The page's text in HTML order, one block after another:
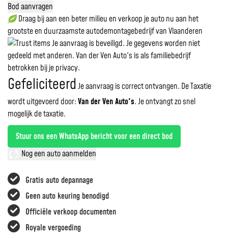
Gratis auto depannage
Geen auto keuring benodigd
Officiële verkoop documenten
Royale vergoeding
Bod aanvragen
Draag bij aan een beter milieu en verkoop je auto nu aan het
grootste en duurzaamste autodemontagebedrijf van Vlaanderen
Je aanvraag is beveiligd. Je gegevens worden niet
gedeeld met anderen. Van der Ven Auto's is als familiebedrijf
betrokken bij je privacy.
GefeliciteerdJe aanvraag is correct ontvangen. De Taxatie
wordt uitgevoerd door:Van der Ven Auto's.Je ontvangt zo snel
mogelijk de taxatie.
Stuur ons een WhatsApp bericht voor een direct bod
Nog een auto aanmelden